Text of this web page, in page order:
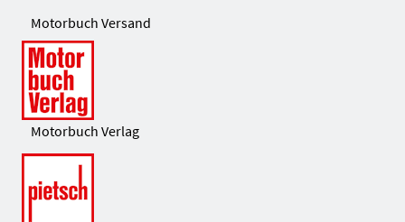
Motorbuch Versand
Motorbuch Verlag